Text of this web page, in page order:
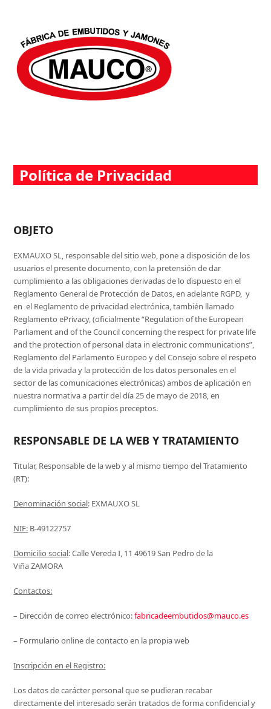
Política de Privacidad
OBJETO
EXMAUXO SL, responsable del sitio web, pone a disposición de los
usuarios el presente documento, con la pretensión de dar
cumplimiento a las obligaciones derivadas de lo dispuesto en el
Reglamento General de Protección de Datos, en adelante RGPD, y
en el Reglamento de privacidad electrónica, también llamado
Reglamento ePrivacy, (oficialmente “Regulation of the European
Parliament and of the Council concerning the respect for private life
and the protection of personal data in electronic communications”,
Reglamento del Parlamento Europeo y del Consejo sobre el respeto
de la vida privada y la protección de los datos personales en el
sector de las comunicaciones electrónicas) ambos de aplicación en
nuestra normativa a partir del día 25 de mayo de 2018, en
cumplimiento de sus propios preceptos.
RESPONSABLE DE LA WEB Y TRATAMIENTO
Titular, Responsable de la web y al mismo tiempo del Tratamiento
(RT):
Denominación social: EXMAUXO SL
NIF: B-49122757
Domicilio social: Calle Vereda I, 11 49619 San Pedro de la
Viña ZAMORA
Contactos:
– Dirección de correo electrónico:fabricadeembutidos@mauco.es
– Formulario online de contacto en la propia web
Inscripción en el Registro:
Los datos de carácter personal que se pudieran recabar
directamente del interesado serán tratados de forma confidencial y